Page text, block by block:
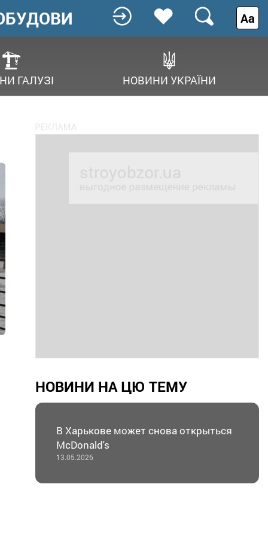
ГАЛУЗІ НОВИНИ УКРАЇНИ
Аа
НОВИНИ НА ЦЮ ТЕМУ
В Харькове может снова открыться
McDonald's
13.05.2026